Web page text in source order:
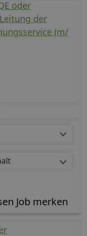
oder
der
(m/